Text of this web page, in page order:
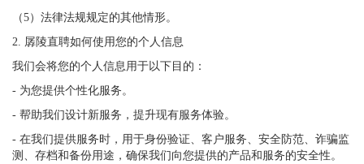
（5）法律法规规定的其他情形。
2. 孱陵直聘如何使用您的个人信息
我们会将您的个人信息用于以下目的：
- 为您提供个性化服务。
- 帮助我们设计新服务，提升现有服务体验。
- 在我们提供服务时，用于身份验证、客户服务、安全防范、诈骗监
测、存档和备份用途，确保我们向您提供的产品和服务的安全性。